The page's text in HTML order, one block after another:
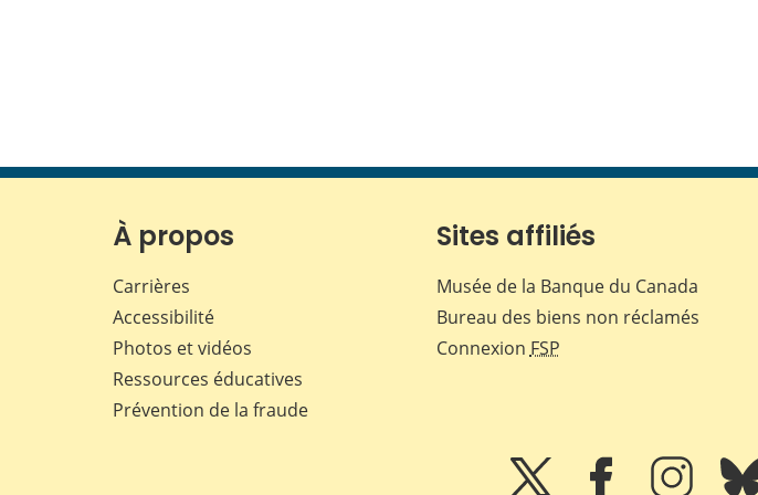
À propos
Carrières
Accessibilité
Photos et vidéos
Ressources éducatives
Prévention de la fraude
Sites affiliés
Musée de la Banque du Canada
Bureau des biens non réclamés
Connexion FSP